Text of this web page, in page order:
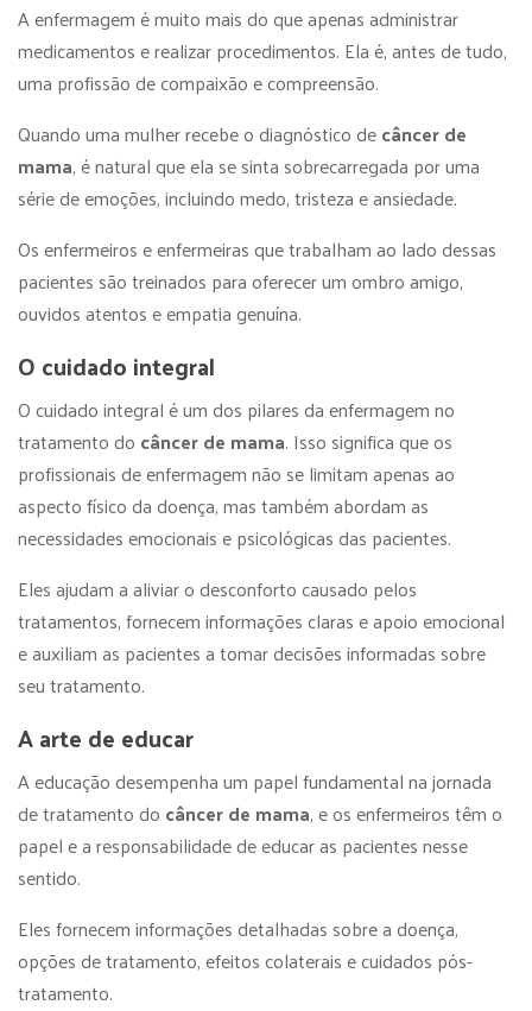
A enfermagem é muito mais do que apenas administrar
medicamentos e realizar procedimentos. Ela é, antes de tudo,
uma profissão de compaixão e compreensão.
Quando uma mulher recebe o diagnóstico decâncer de
mama, é natural que ela se sinta sobrecarregada por uma
série de emoções, incluindo medo, tristeza e ansiedade.
Os enfermeiros e enfermeiras que trabalham ao lado dessas
pacientes são treinados para oferecer um ombro amigo,
ouvidos atentos e empatia genuína.
O cuidado integral
O cuidado integral é um dos pilares da enfermagem no
tratamento do câncer de mama. Isso significa que os
profissionais de enfermagem não se limitam apenas ao
aspecto físico da doença, mas também abordam as
necessidades emocionais e psicológicas das pacientes.
Eles ajudam a aliviar o desconforto causado pelos
tratamentos, fornecem informações claras e apoio emocional
e auxiliam as pacientes a tomar decisões informadas sobre
seu tratamento.
A arte de educar
A educação desempenha um papel fundamental na jornada
de tratamento do câncer de mama, e os enfermeiros têm o
papel e a responsabilidade de educar as pacientes nesse
sentido.
Eles fornecem informações detalhadas sobre a doença,
opções de tratamento, efeitos colaterais e cuidados pós-
tratamento.